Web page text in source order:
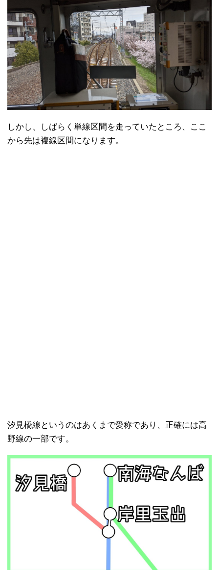
しかし、しばらく単線区間を走っていたところ、ここ
から先は複線区間になります。
汐見橋線というのはあくまで愛称であり、正確には高
野線の一部です。